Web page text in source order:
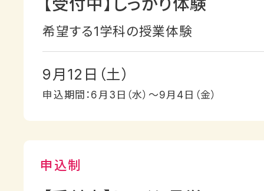
希望する1学科の授業体験
9月12日（土）
申込期間：6月3日（水）〜9月4日（金）